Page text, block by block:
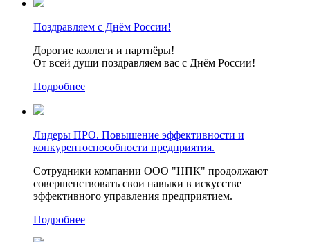
Поздравляем с Днём России!
Дорогие коллеги и партнёры!
От всей души поздравляем вас с Днём России!
Подробнее
Лидеры ПРО. Повышение эффективности и
конкурентоспособности предприятия.
Сотрудники компании ООО "НПК" продолжают
совершенствовать свои навыки в искусстве
эффективного управления предприятием.
Подробнее